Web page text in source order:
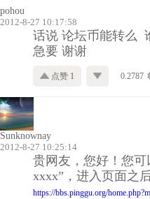
pohou
2012-8-27 10:17:58
话说 论坛币能转么
急要 谢谢
点赞 1 0.2787
Sunknownay
2012-8-27 10:25:14
贵网友，您好！您可
xxxx”，进入页面之
https://bbs.pinggu.org/